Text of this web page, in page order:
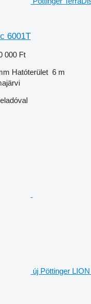
6001T
000 Ft
Hatóterület 6 m
új Pöttinger